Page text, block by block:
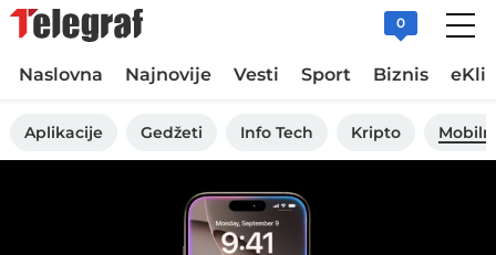
0
Naslovna Najnovije Vesti Sport Biznis
Aplikacije Gedžeti Info Tech Kripto